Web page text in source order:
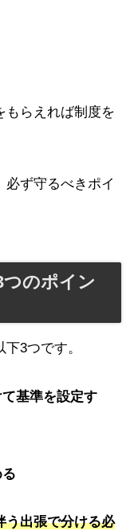
もらえれば制度を
必ず守るべきポイ
のポイン
3つです。
基準を設定す
う出張で分ける必